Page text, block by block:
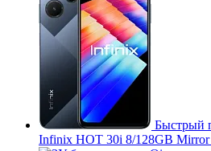
Быстрый
Infinix HOT 30i 8/128GB